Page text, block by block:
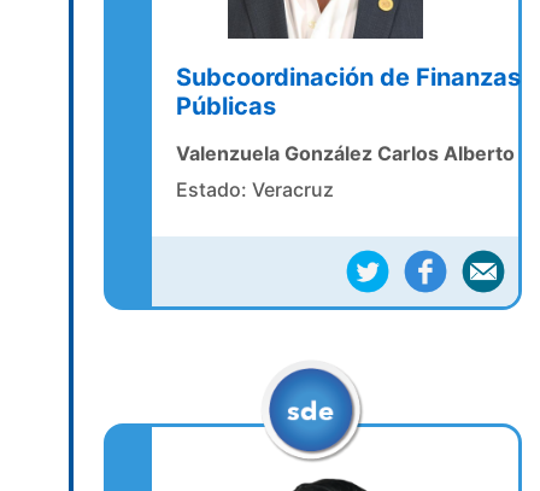
Subcoordinación de Finanzas
Públicas
Valenzuela González Carlos Alberto
Estado: Veracruz